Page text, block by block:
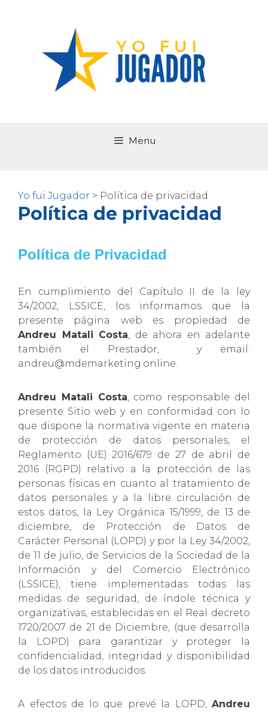
Menu
Yo fui Jugador > Política de privacidad
Política de privacidad
Política de Privacidad
En cumplimiento del Capítulo II de la ley
34/2002, LSSICE, los informamos que la
presente página web es propiedad de
Andreu Matali Costa, de ahora en adelante
también el Prestador, y email:
andreu@mdemarketing.online.
Andreu Matali Costa, como responsable del
presente Sitio web y en conformidad con lo
que dispone la normativa vigente en materia
de protección de datos personales, el
Reglamento (UE) 2016/679 de 27 de abril de
2016 (RGPD) relativo a la protección de las
personas físicas en cuanto al tratamiento de
datos personales y a la libre circulación de
estos datos, la Ley Orgánica 15/1999, de 13 de
diciembre, de Protección de Datos de
Carácter Personal (LOPD) y por la Ley 34/2002,
de 11 de julio, de Servicios de la Sociedad de la
Información y del Comercio Electrónico
(LSSICE), tiene implementadas todas las
medidas de seguridad, de índole técnica y
organizativas, establecidas en el Real decreto
1720/2007 de 21 de Diciembre, (que desarrolla
la LOPD) para garantizar y proteger la
confidencialidad, integridad y disponibilidad
de los datos introducidos.
A efectos de lo que prevé la LOPD, Andreu